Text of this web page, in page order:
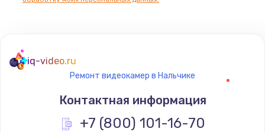
iq-video.ru
Ремонт видеокамер в Нальчике
Контактная информация
+7 (800) 101-16-70